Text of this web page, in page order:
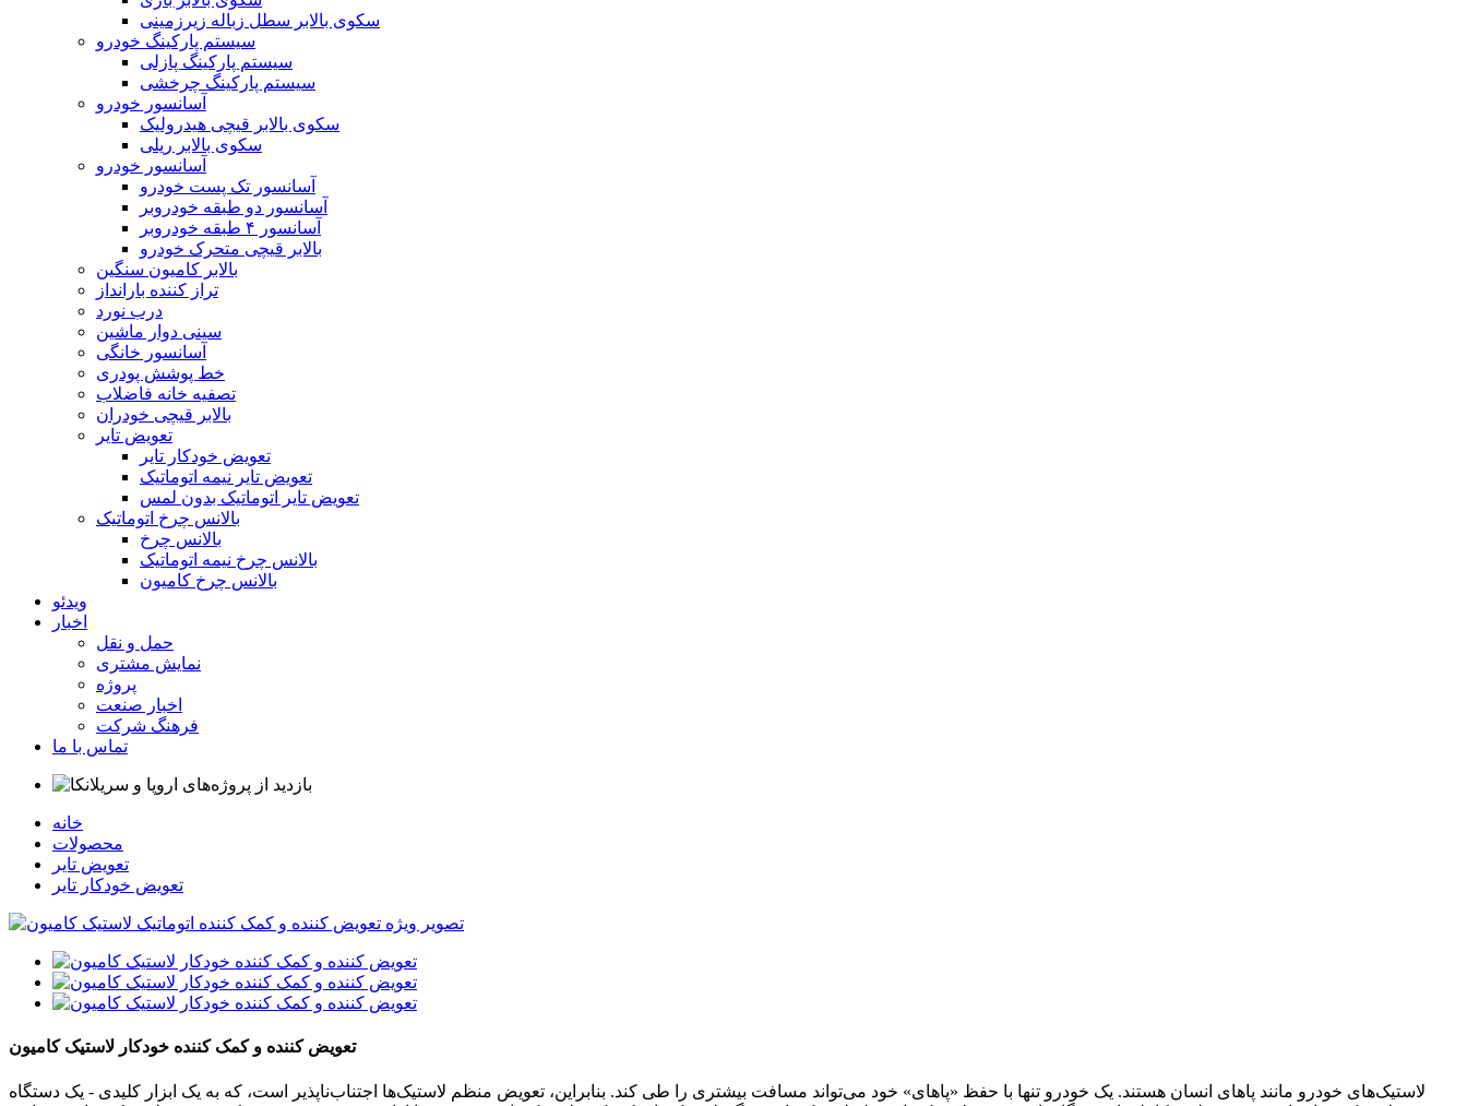
سکوی بالابر سطل زباله زیرزمینی
سیستم پارکینگ خودرو
سیستم پارکینگ پازلی
سیستم پارکینگ چرخشی
آسانسور خودرو
سکوی بالابر قیچی هیدرولیک
سکوی بالابر ریلی
آسانسور خودرو
آسانسور تک پست خودرو
آسانسور دو طبقه خودروبر
آسانسور ۴ طبقه خودروبر
بالابر قیچی متحرک خودرو
بالابر کامیون سنگین
تراز کننده بارانداز
درب نورد
سینی دوار ماشین
آسانسور خانگی
خط پوشش پودری
تصفیه خانه فاضلاب
بالابر قیچی خودران
تعویض تایر
تعویض خودکار تایر
تعویض تایر نیمه اتوماتیک
تعویض تایر اتوماتیک بدون لمس
بالانس چرخ اتوماتیک
بالانس چرخ
بالانس چرخ نیمه اتوماتیک
بالانس چرخ کامیون
ویدئو
اخبار
حمل و نقل
نمایش مشتری
پروژه
اخبار صنعت
فرهنگ شرکت
تماس با ما
خانه
محصولات
تعویض تایر
تعویض خودکار تایر
تعویض کننده و کمک کننده خودکار لاستیک کامیون
لاستیک‌های خودرو مانند پاهای انسان هستند. یک خودرو تنها با حفظ «پاهای» خود می‌تواند مسافت بیشتری را طی کند. بنابراین، تعویض منظم لاستیک‌ها اجتناب‌ناپذیر است، که به یک ابزار کلیدی - یک دستگاه